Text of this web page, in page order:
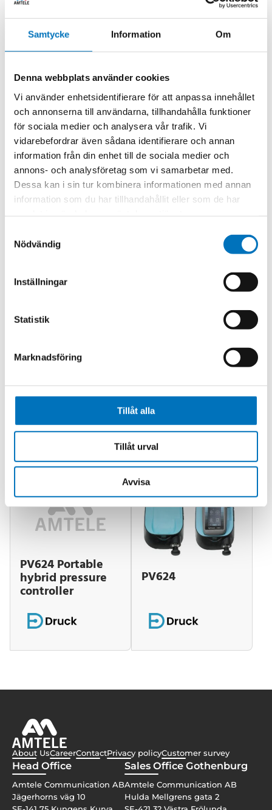
Samtycke Information Om
Denna webbplats använder cookies
Vi använder enhetsidentifierare för att anpassa innehållet
och annonserna till användarna, tillhandahålla funktioner
för sociala medier och analysera vår trafik. Vi
vidarebefordrar även sådana identifierare och annan
information från din enhet till de sociala medier och
annons- och analysföretag som vi samarbetar med.
Dessa kan i sin tur kombinera informationen med annan
information som du har tillhandahållit eller som de har
Nödvändig
Inställningar
Statistik
Marknadsföring
Tillåt alla
Tillåt urval
Avvisa
pressure calibration to a specific location and can also
You can also order customized measuring hoses according
to the desired specifications.
Max Pressure 15000 psi (1000 bar)
Threads: Male NPT, BSP or Metric to a variety of
female threas
PACE5000E och PACE Tallis
PV624 Portable
hybrid pressure
controller
PV624
About UsCareerContactPrivacy policyCustomer survey
Head Office
Amtele Communication AB
Jägerhorns väg 10
Sales Office Gothenburg
Amtele Communication AB
Hulda Mellgrens gata 2